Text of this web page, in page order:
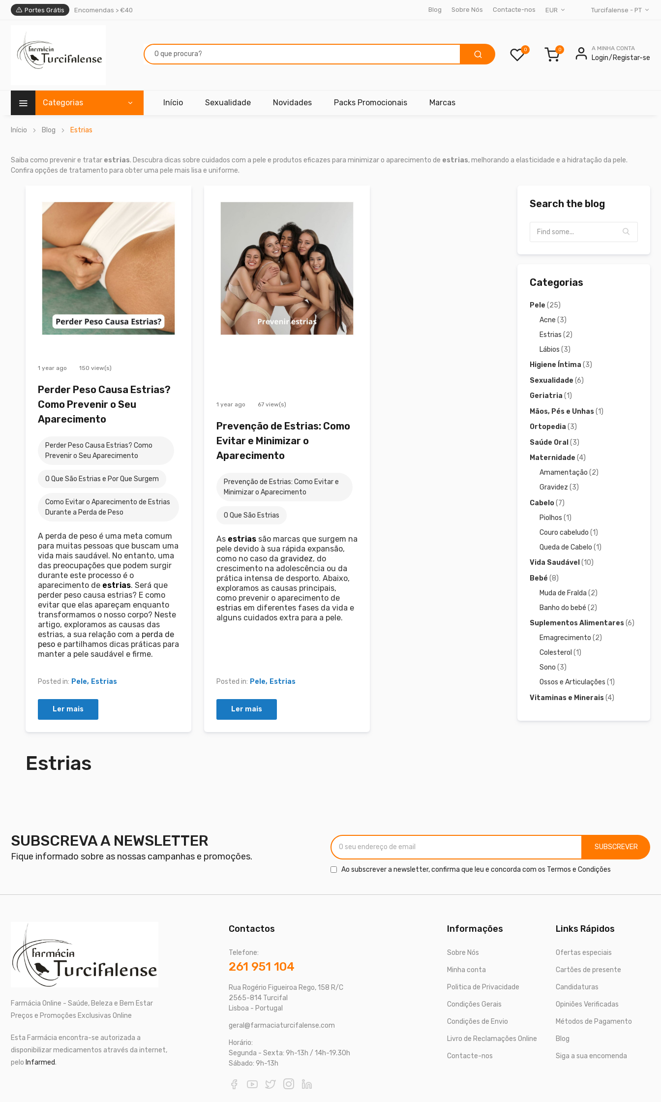
Portes Grátis Encomendas > €40 EUR Turcifalense - PT
Blog Sobre Nós Contacte-nos
0 A MINHA CONTA
Login Registar-se
Categorias Início Sexualidade Novidades Packs Promocionais Marcas
Início Blog Estrias
Saiba como prevenir e tratar estrias. Descubra dicas sobre cuidados com a pele e produtos eficazes para minimizar o aparecimento de estrias, melhorando a elasticidade e a hidratação da pele.
Confira opções de tratamento para obter uma pele mais lisa e uniforme.
1 year ago 150 view(s)
Perder Peso Causa Estrias?
Como Prevenir o Seu
Aparecimento
Perder Peso Causa Estrias? Como
Prevenir o Seu Aparecimento
O Que São Estrias e Por Que Surgem
Como Evitar o Aparecimento de Estrias
Durante a Perda de Peso
A perda de peso é uma meta comum
para muitas pessoas que buscam uma
vida mais saudável. No entanto, uma
das preocupações que podem surgir
durante este processo é o
aparecimento de estrias. Será que
perder peso causa estrias? E como
evitar que elas apareçam enquanto
transformamos o nosso corpo? Neste
artigo, exploramos as causas das
estrias, a sua relação com a perda de
peso e partilhamos dicas práticas para
manter a pele saudável e firme.
Posted in: Pele Estrias
Ler mais
1 year ago 67 view(s)
Prevenção de Estrias: Como
Evitar e Minimizar o
Aparecimento
Prevenção de Estrias: Como Evitar e
Minimizar o Aparecimento
O Que São Estrias
As estrias são marcas que surgem na
pele devido à sua rápida expansão,
como no caso da gravidez, do
crescimento na adolescência ou da
prática intensa de desporto. Abaixo,
exploramos as causas principais,
como prevenir o aparecimento de
estrias em diferentes fases da vida e
alguns cuidados extra para a pele.
Posted in: Pele Estrias
Ler mais
Estrias
Search the blog
Categorias
Pele (25)
Acne (3)
Estrias (2)
Lábios (3)
Higiene Íntima (3)
Sexualidade (6)
Geriatria (1)
Mãos, Pés e Unhas (1)
Ortopedia (3)
Saúde Oral (3)
Maternidade (4)
Amamentação (2)
Gravidez (3)
Cabelo(7)
Piolhos (1)
Couro cabeludo (1)
Queda de Cabelo (1)
Vida Saudável (10)
Bebé (8)
Muda de Fralda (2)
Banho do bebé (2)
Suplementos Alimentares (6)
Emagrecimento (2)
Colesterol (1)
Sono (3)
Ossos e Articulações (1)
Vitaminas e Minerais (4)
SUBSCREVA A NEWSLETTER
Fique informado sobre as nossas campanhas e promoções.
SUBSCREVER
Ao subscrever a newsletter, confirma que leu e concorda com os Termos e Condições
Farmácia Online - Saúde, Beleza e Bem Estar
Preços e Promoções Exclusivas Online
Esta Farmácia encontra-se autorizada a
disponibilizar medicamentos através da internet,
pelo Infarmed.
Contactos
Telefone:
261 951 104
Rua Rogério Figueiroa Rego, 158 R/C
2565-814 Turcifal
Lisboa - Portugal
geral@farmaciaturcifalense.com
Horário:
Segunda - Sexta: 9h-13h / 14h-19.30h
Sábado: 9h-13h
Informações
Sobre Nós
Minha conta
Politica de Privacidade
Condições Gerais
Condições de Envio
Livro de Reclamações Online
Contacte-nos
Links Rápidos
Ofertas especiais
Cartões de presente
Candidaturas
Opiniões Verificadas
Métodos de Pagamento
Blog
Siga a sua encomenda